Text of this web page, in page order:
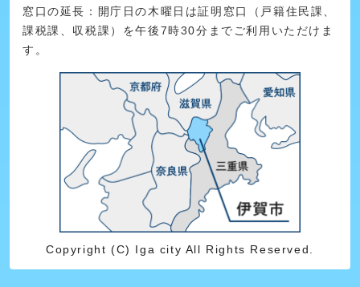
窓口の延長：開庁日の木曜日は証明窓口（戸籍住民課、
課税課、収税課）を午後7時30分までご利用いただけま
す。
Copyright (C) Iga city All Rights Reserved.